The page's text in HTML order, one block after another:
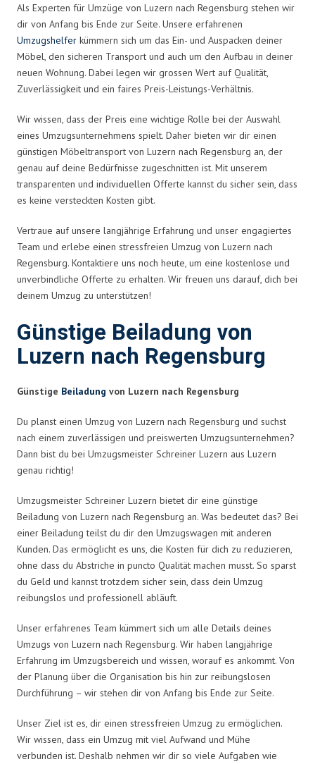
Als Experten für Umzüge von Luzern nach Regensburg stehen wir
dir von Anfang bis Ende zur Seite. Unsere erfahrenen
Umzugshelfer kümmern sich um das Ein- und Auspacken deiner
Möbel, den sicheren Transport und auch um den Aufbau in deiner
neuen Wohnung. Dabei legen wir grossen Wert auf Qualität,
Zuverlässigkeit und ein faires Preis-Leistungs-Verhältnis.
Wir wissen, dass der Preis eine wichtige Rolle bei der Auswahl
eines Umzugsunternehmens spielt. Daher bieten wir dir einen
günstigen Möbeltransport von Luzern nach Regensburg an, der
genau auf deine Bedürfnisse zugeschnitten ist. Mit unserem
transparenten und individuellen Offerte kannst du sicher sein, dass
es keine versteckten Kosten gibt.
Vertraue auf unsere langjährige Erfahrung und unser engagiertes
Team und erlebe einen stressfreien Umzug von Luzern nach
Regensburg. Kontaktiere uns noch heute, um eine kostenlose und
unverbindliche Offerte zu erhalten. Wir freuen uns darauf, dich bei
deinem Umzug zu unterstützen!
Günstige Beiladung von
Luzern nach Regensburg
Günstige Beiladung von Luzern nach Regensburg
Du planst einen Umzug von Luzern nach Regensburg und suchst
nach einem zuverlässigen und preiswerten Umzugsunternehmen?
Dann bist du bei Umzugsmeister Schreiner Luzern aus Luzern
genau richtig!
Umzugsmeister Schreiner Luzern bietet dir eine günstige
Beiladung von Luzern nach Regensburg an. Was bedeutet das? Bei
einer Beiladung teilst du dir den Umzugswagen mit anderen
Kunden. Das ermöglicht es uns, die Kosten für dich zu reduzieren,
ohne dass du Abstriche in puncto Qualität machen musst. So sparst
du Geld und kannst trotzdem sicher sein, dass dein Umzug
reibungslos und professionell abläuft.
Unser erfahrenes Team kümmert sich um alle Details deines
Umzugs von Luzern nach Regensburg. Wir haben langjährige
Erfahrung im Umzugsbereich und wissen, worauf es ankommt. Von
der Planung über die Organisation bis hin zur reibungslosen
Durchführung – wir stehen dir von Anfang bis Ende zur Seite.
Unser Ziel ist es, dir einen stressfreien Umzug zu ermöglichen.
Wir wissen, dass ein Umzug mit viel Aufwand und Mühe
verbunden ist. Deshalb nehmen wir dir so viele Aufgaben wie